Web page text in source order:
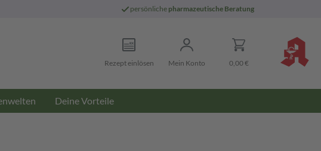
persönliche pharmazeutische Beratung
Rezept einlösen Mein Konto 0,00 €
Deine Vorteile